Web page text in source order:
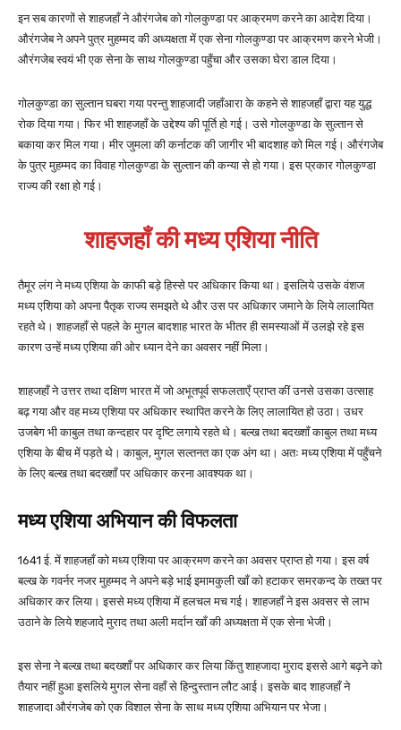
इन सब कारणों से शाहजहाँ ने औरंगजेब को गोलकुण्डा पर आक्रमण करने का आदेश दिया।
औरंगजेब ने अपने पुत्र मुहम्मद की अध्यक्षता में एक सेना गोलकुण्डा पर आक्रमण करने भेजी।
औरंगजेब स्वयं भी एक सेना के साथ गोलकुण्डा पहुँचा और उसका घेरा डाल दिया।
गोलकुण्डा का सुल्तान घबरा गया परन्तु शाहजादी जहाँआरा के कहने से शाहजहाँ द्वारा यह युद्ध
रोक दिया गया। फिर भी शाहजहाँ के उद्देश्य की पूर्ति हो गई। उसे गोलकुण्डा के सुल्तान से
बकाया कर मिल गया। मीर जुमला की कर्नाटक की जागीर भी बादशाह को मिल गई। औरंगजेब
के पुत्र मुहम्मद का विवाह गोलकुण्डा के सुल्तान की कन्या से हो गया। इस प्रकार गोलकुण्डा
राज्य की रक्षा हो गई।
शाहजहाँ की मध्य एशिया नीति
तैमूर लंग ने मध्य एशिया के काफी बड़े हिस्से पर अधिकार किया था। इसलिये उसके वंशज
मध्य एशिया को अपना पैतृक राज्य समझते थे और उस पर अधिकार जमाने के लिये लालायित
रहते थे। शाहजहाँ से पहले के मुगल बादशाह भारत के भीतर ही समस्याओं में उलझे रहे इस
कारण उन्हें मध्य एशिया की ओर ध्यान देने का अवसर नहीं मिला।
शाहजहाँ ने उत्तर तथा दक्षिण भारत में जो अभूतपूर्व सफलताएँ प्राप्त कीं उनसे उसका उत्साह
बढ़ गया और वह मध्य एशिया पर अधिकार स्थापित करने के लिए लालायित हो उठा। उधर
उजबेग भी काबुल तथा कन्दहार पर दृष्टि लगाये रहते थे। बल्ख तथा बदख्शाँ काबुल तथा मध्य
एशिया के बीच में पड़ते थे। काबुल, मुगल सल्तनत का एक अंग था। अतः मध्य एशिया में पहुँचने
के लिए बल्ख तथा बदख्शाँ पर अधिकार करना आवश्यक था।
मध्य एशिया अभियान की विफलता
1641 ई. में शाहजहाँ को मध्य एशिया पर आक्रमण करने का अवसर प्राप्त हो गया। इस वर्ष
बल्ख के गवर्नर नजर मुहम्मद ने अपने बड़े भाई इमामकुली खाँ को हटाकर समरकन्द के तख्त पर
अधिकार कर लिया। इससे मध्य एशिया में हलचल मच गई। शाहजहाँ ने इस अवसर से लाभ
उठाने के लिये शहजादे मुराद तथा अली मर्दान खाँ की अध्यक्षता में एक सेना भेजी।
इस सेना ने बल्ख तथा बदख्शाँ पर अधिकार कर लिया किंतु शाहजादा मुराद इससे आगे बढ़ने को
तैयार नहीं हुआ इसलिये मुगल सेना वहाँ से हिन्दुस्तान लौट आई। इसके बाद शाहजहाँ ने
शाहजादा औरंगजेब को एक विशाल सेना के साथ मध्य एशिया अभियान पर भेजा।